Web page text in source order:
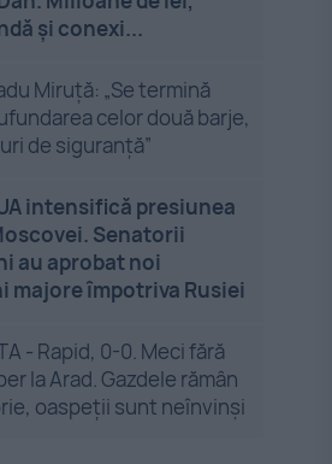
și conexi...
Miruță: „Se termină
celor două barje,
de siguranţă”
intensifică presiunea
Senatorii
au aprobat noi
majore împotriva Rusiei
- Rapid, 0-0. Meci fără
la Arad. Gazdele rămân
oaspeții sunt neînvinși